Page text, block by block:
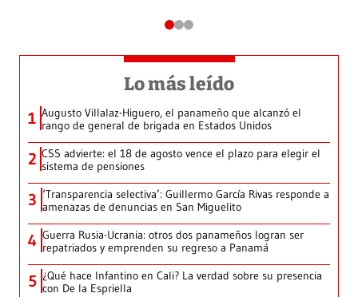
Lo más leído
1 Augusto Villalaz-Higuero, el panameño que alcanzó el
rango de general de brigada en Estados Unidos
2 CSS advierte: el 18 de agosto vence el plazo para elegir el
sistema de pensiones
3 ‘Transparencia selectiva’: Guillermo García Rivas responde a
amenazas de denuncias en San Miguelito
4 Guerra Rusia-Ucrania: otros dos panameños logran ser
repatriados y emprenden su regreso a Panamá
5 ¿Qué hace Infantino en Cali? La verdad sobre su presencia
con De la Espriella